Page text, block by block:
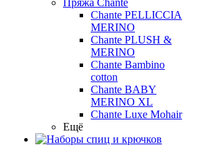
Пряжа Chante
Chante PELLICCIA
MERINO
Chante PLUSH &
MERINO
Chante Bambino
cotton
Chante BABY
MERINO XL
Chante Luxe Mohair
Ещё